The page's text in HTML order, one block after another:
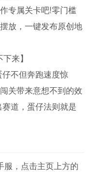
专属关卡吧!零门槛
放，一键发布原创地
来】
不但奔跑速度惊
关带来意想不到的效
道，蛋仔法则就是
服，点击主页上方的